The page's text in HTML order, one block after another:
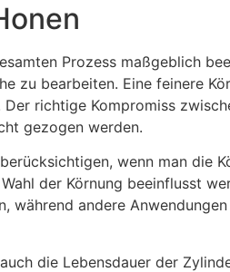
Prozess maßgeblich
zu bearbeiten. Eine feinere
richtige Kompromiss
gezogen werden.
wenn man die
der Körnung beeinflusst
während andere
die Lebensdauer der